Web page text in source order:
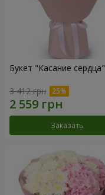
Букет "Касание сердца"
3 412 грн
Заказать